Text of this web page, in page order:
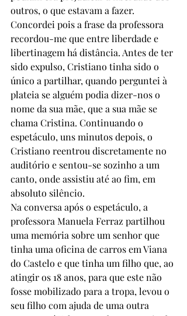
outros, o que estavam a fazer.
Concordei pois a frase da professora
recordou-me que entre liberdade e
libertinagem há distância. Antes de ter
sido expulso, Cristiano tinha sido o
único a partilhar, quando perguntei à
plateia se alguém podia dizer-nos o
nome da sua mãe, que a sua mãe se
chama Cristina. Continuando o
espetáculo, uns minutos depois, o
Cristiano reentrou discretamente no
auditório e sentou-se sozinho a um
canto, onde assistiu até ao fim, em
absoluto silêncio.
Na conversa após o espetáculo, a
professora Manuela Ferraz partilhou
uma memória sobre um senhor que
tinha uma oficina de carros em Viana
do Castelo e que tinha um filho que, ao
atingir os 18 anos, para que este não
fosse mobilizado para a tropa, levou o
seu filho com ajuda de uma outra